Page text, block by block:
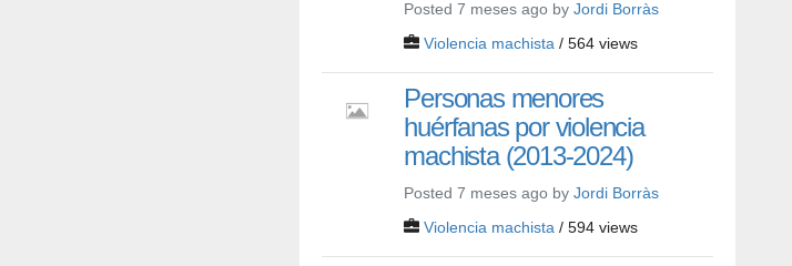
Posted 7 meses ago byJordi Borràs
Violencia machista / 564 views
Personas menores
huérfanas por violencia
machista (2013-2024)
Posted 7 meses ago byJordi Borràs
Violencia machista / 594 views